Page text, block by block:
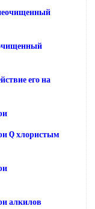
его на
Q хлористым
алкилов